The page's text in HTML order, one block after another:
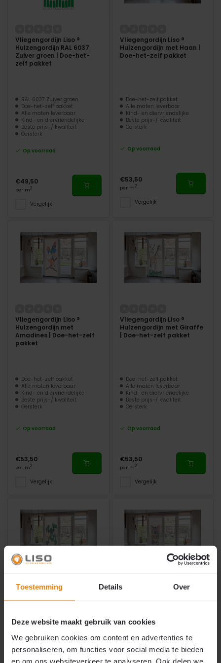
Toestemming Details Over
Deze website maakt gebruik van cookies
We gebruiken cookies om content en advertenties te
personaliseren, om functies voor social media te bieden
en om ons websiteverkeer te analyseren. Ook delen we
Vliegengordijn Liso ®
Hulzengordijn RAL 6037
Zuiver groen | Doe-het-
zelf pakket
RAL 6037 Zuiver groen
Doe-het-zelf pakket
Alle maten leverbaar
Kind- en diervriendelijke
Beste prijs-/ kwaliteit
Oersterk
Op voorraad
€49,50
per m2
Vergelijk
Vliegengordijn Liso ®
Hulzengordijn met Haan |
Doe-het-zelf pakket
Doe-het-zelf pakket
Alle maten leverbaar
Kind- en diervriendelijke
Beste prijs-/ kwaliteit
Oersterk
Op voorraad
€53,50
per m2
Vergelijk
Vliegengordijn Liso ®
Hulzengordijn met
Amadines | Doe-het-zelf
pakket
Doe-het-zelf pakket
Alle maten leverbaar
Kind- en diervriendelijke
Beste prijs-/ kwaliteit
Oersterk
Op voorraad
€53,50
per m2
Vergelijk
Vliegengordijn Liso ®
Hulzengordijn met Giraffe
| Doe-het-zelf pakket
Doe-het-zelf pakket
Alle maten leverbaar
Kind- en diervriendelijke
Beste prijs-/ kwaliteit
Oersterk
Op voorraad
€53,50
per m2
Vergelijk
Doe-het-zelf pakket
pakket
Doe-het-zelf pakket